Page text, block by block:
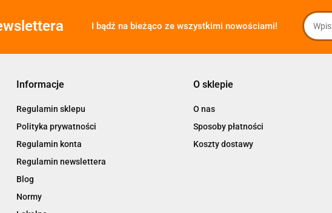
I bądź na bieżąco ze wszystkimi nowościami!
Informacje
Regulamin sklepu
Polityka prywatności
Regulamin konta
Regulamin newslettera
Blog
Normy
O sklepie
O nas
Sposoby płatności
Koszty dostawy